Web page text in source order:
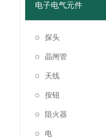
电子电气元件
探头
晶闸管
天线
按钮
阻火器
电